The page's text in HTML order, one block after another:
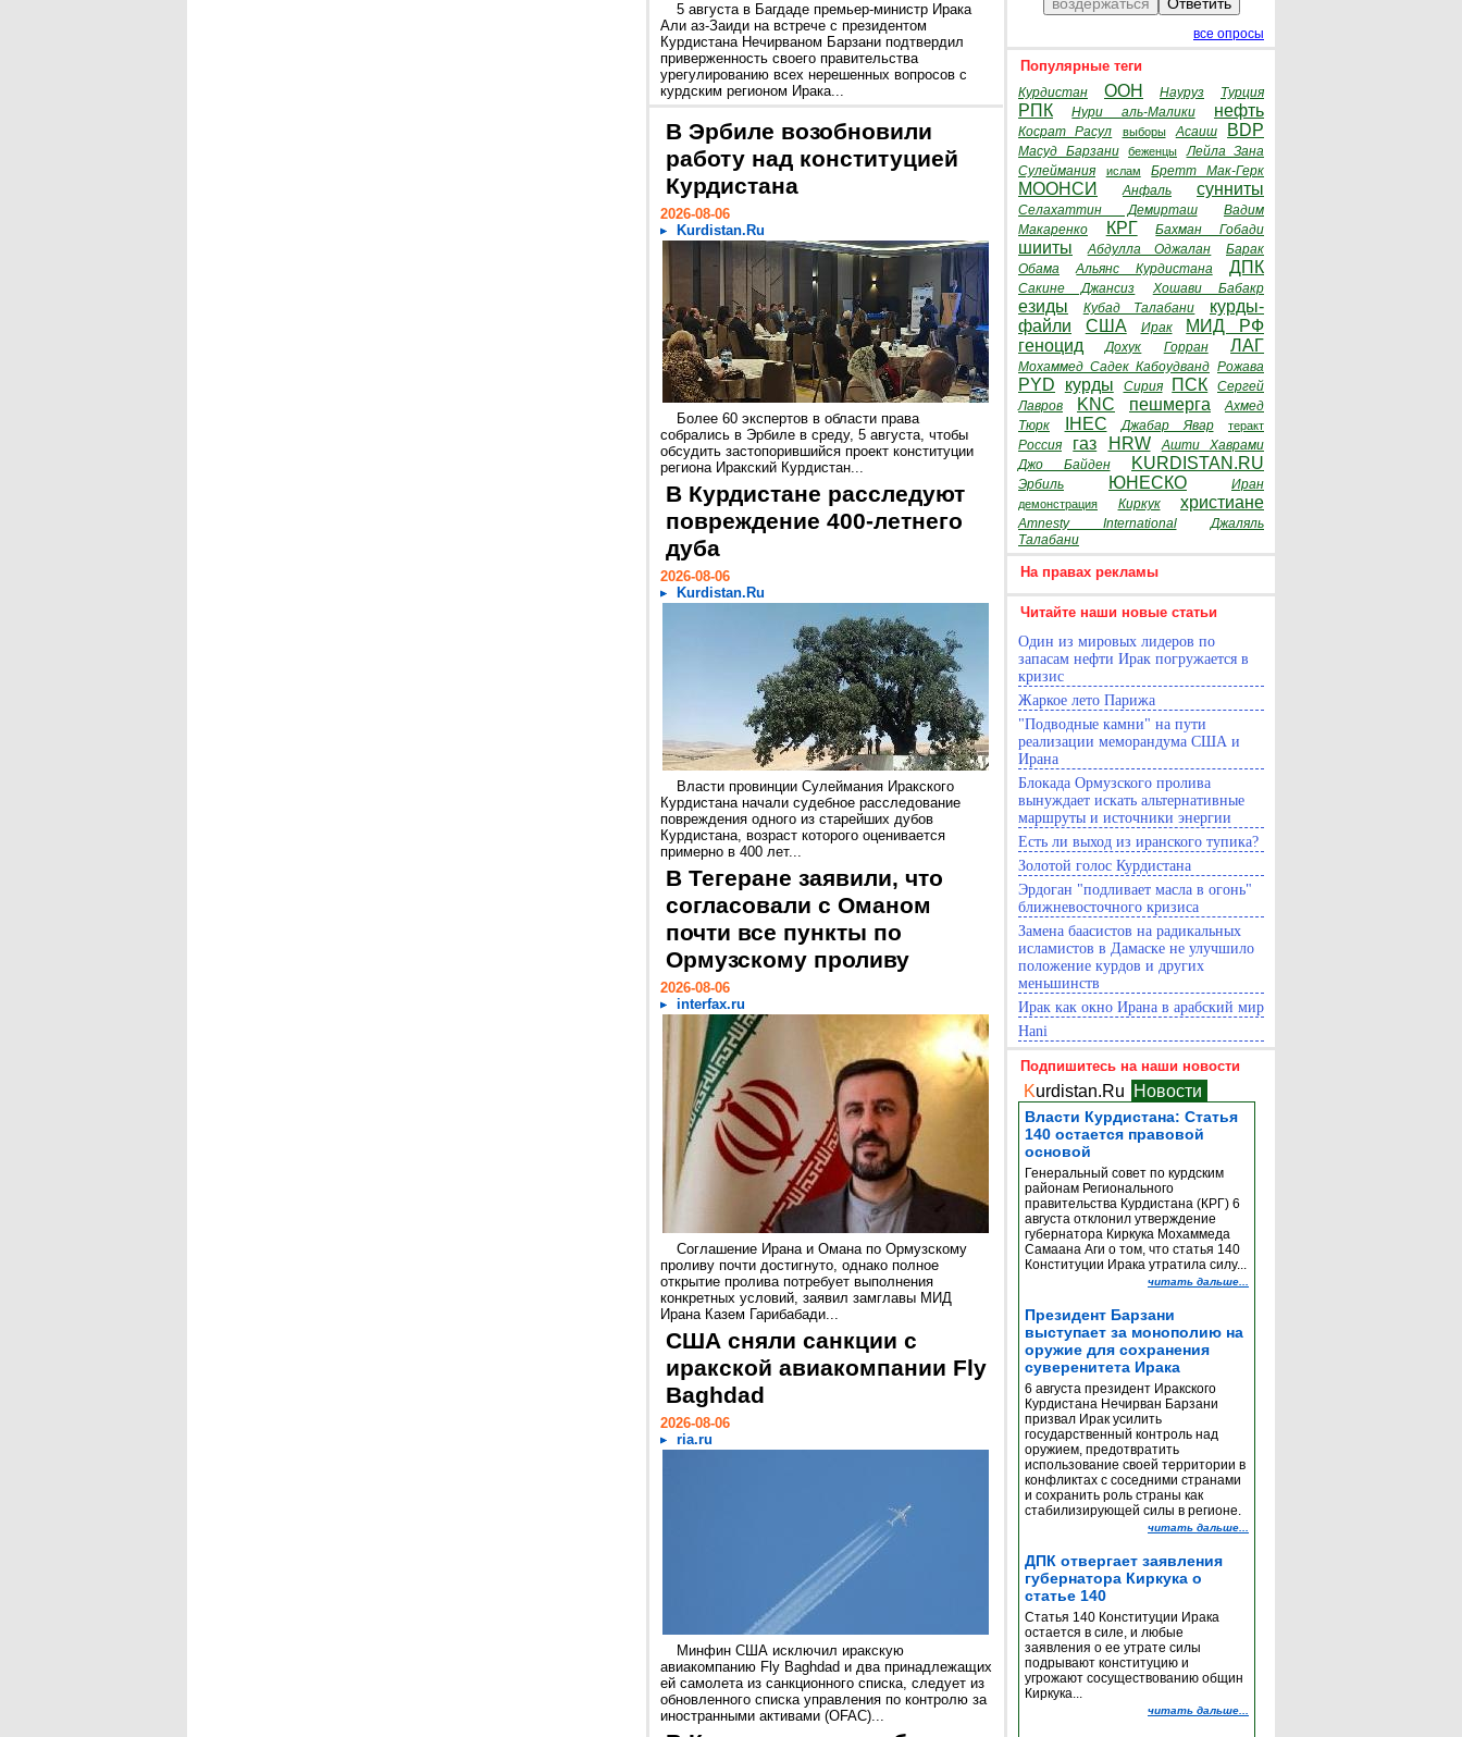
5 августа в Багдаде премьер-министр Ирака
Али аз-Заиди на встрече с президентом
Курдистана Нечирваном Барзани подтвердил
приверженность своего правительства
урегулированию всех нерешенных вопросов с
курдским регионом Ирака...
В Эрбиле возобновили
работу над конституцией
Курдистана
2026-08-06
Kurdistan.Ru
Более 60 экспертов в области права
собрались в Эрбиле в среду, 5 августа, чтобы
обсудить застопорившийся проект конституции
региона Иракский Курдистан...
В Курдистане расследуют
повреждение 400-летнего
дуба
2026-08-06
Kurdistan.Ru
Власти провинции Сулеймания Иракского
Курдистана начали судебное расследование
повреждения одного из старейших дубов
Курдистана, возраст которого оценивается
примерно в 400 лет...
В Тегеране заявили, что
согласовали с Оманом
почти все пункты по
Ормузскому проливу
2026-08-06
interfax.ru
Соглашение Ирана и Омана по Ормузскому
проливу почти достигнуто, однако полное
открытие пролива потребует выполнения
конкретных условий, заявил замглавы МИД
Ирана Казем Гарибабади...
США сняли санкции с
иракской авиакомпании Fly
Baghdad
2026-08-06
ria.ru
Минфин США исключил иракскую
авиакомпанию Fly Baghdad и два принадлежащих
ей самолета из санкционного списка, следует из
обновленного списка управления по контролю за
иностранными активами (OFAC)...
все опросы
Популярные теги
Курдистан ООН Науруз Турция
РПК Нури аль-Малики нефть
Косрат Расул выборы Асаиш BDP
Масуд Барзани беженцы
Лейла Зана
Сулеймания
ислам Бретт Мак-Герк
МООНСИ Анфаль сунниты
Селахаттин Демирташ
Вадим
Макаренко
КРГ Бахман Гобади
шииты Абдулла Оджалан
Барак
Обама
Альянс Курдистана ДПК
Сакине Джансиз Хошави Бабакр
езиды Кубад Талабани
курды-
файли
США Ирак
МИД РФ
геноцид
Дохук Горран ЛАГ
Мохаммед Садек Кабоудванд Рожава
PYD курды Сирия ПСК
Сергей
Лавров
KNC пешмерга
Ахмед
Тюрк
IHEC Джабар Явар теракт
Россия газ HRW
Ашти Хаврами
Джо Байден
KURDISTAN.RU
Эрбиль ЮНЕСКО Иран
демонстрация Киркук христиане
Amnesty International
Джаляль
Талабани
На правах рекламы
Читайте наши новые статьи
Один из мировых лидеров по
запасам нефти Ирак погружается в
кризис
Жаркое лето Парижа
"Подводные камни" на пути
реализации меморандума США и
Ирана
Блокада Ормузского пролива
вынуждает искать альтернативные
маршруты и источники энергии
Есть ли выход из иранского тупика?
Золотой голос Курдистана
Эрдоган "подливает масла в огонь"
ближневосточного кризиса
Замена баасистов на радикальных
исламистов в Дамаске не улучшило
положение курдов и других
меньшинств
Ирак как окно Ирана в арабский мир
Hani
Подпишитесь на наши новости
Kurdistan.Ru Новости
Власти Курдистана: Статья
140 остается правовой
основой
Генеральный совет по курдским
районам Регионального
правительства Курдистана (КРГ) 6
августа отклонил утверждение
губернатора Киркука Мохаммеда
Самаана Аги о том, что статья 140
Конституции Ирака утратила силу...
читать дальше...
Президент Барзани
выступает за монополию на
оружие для сохранения
суверенитета Ирака
6 августа президент Иракского
Курдистана Нечирван Барзани
призвал Ирак усилить
государственный контроль над
оружием, предотвратить
использование своей территории в
конфликтах с соседними странами
и сохранить роль страны как
стабилизирующей силы в регионе.
читать дальше...
ДПК отвергает заявления
губернатора Киркука о
статье 140
Статья 140 Конституции Ирака
остается в силе, и любые
заявления о ее утрате силы
подрывают конституцию и
угрожают сосуществованию общин
Киркука...
читать дальше...